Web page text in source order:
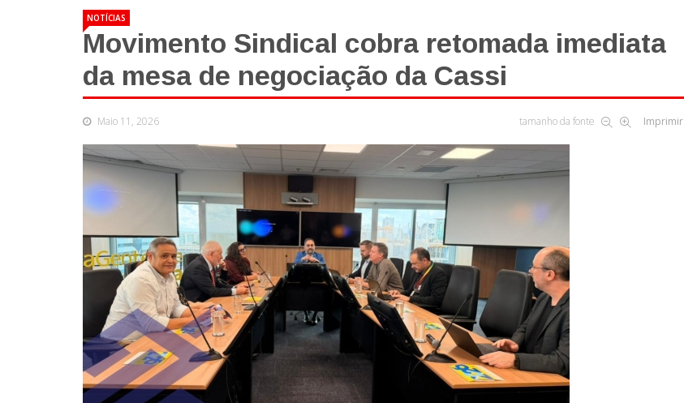
NOTÍCIAS
Movimento Sindical cobra retomada imediata
da mesa de negociação da Cassi
Maio 11, 2026 tamanho da fonte Imprimir